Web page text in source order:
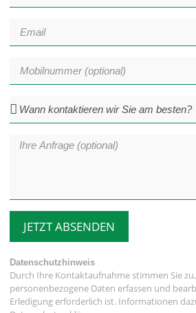
JETZT ABSENDEN
Datenschutzhinweis
Durch Ihre Kontaktaufnahme stimmen Sie
personenbezogene Daten erfassen und
Erledigung erforderlich ist. Informationen